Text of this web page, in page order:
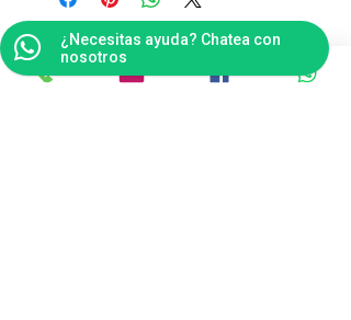
Contáctanos
¿Necesitas ayuda? Chatea con
nosotros